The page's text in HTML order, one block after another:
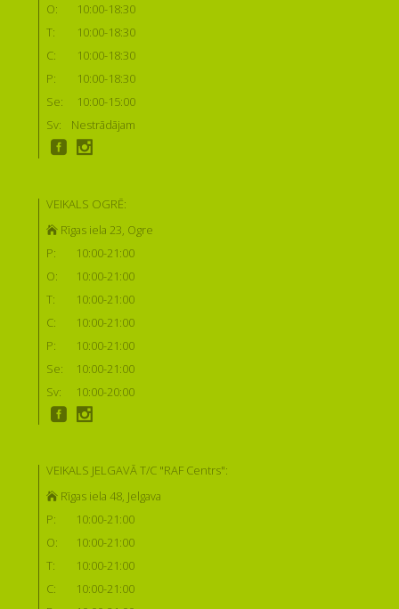
O:
10:00-18:30
T:
10:00-18:30
C:
10:00-18:30
P:
10:00-18:30
Se:
10:00-15:00
Sv:
Nestrādājam
VEIKALS OGRĒ:
Rīgas iela 23, Ogre
P:
10:00-21:00
O:
10:00-21:00
T:
10:00-21:00
C:
10:00-21:00
P:
10:00-21:00
Se:
10:00-21:00
Sv:
10:00-20:00
VEIKALS JELGAVĀ T/C "RAF Centrs":
Rīgas iela 48, Jelgava
P:
10:00-21:00
O:
10:00-21:00
T:
10:00-21:00
C:
10:00-21:00